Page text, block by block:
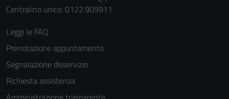
Centralino unico: 0122.909911
Leggi le FAQ
Prenotazione appuntamento
Segnalazione disservizio
Richiesta assistenza